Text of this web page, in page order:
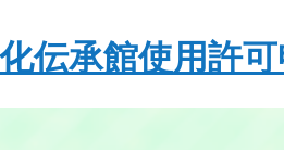
伝承館使用許